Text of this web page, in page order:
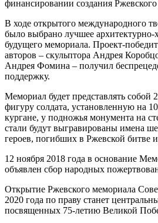
финансировании создания
В ходе открытого международного
было выбрано лучшее архитектурно-
будущего мемориала. Проект-
авторов – скульптора Андрея
Андрея Фомина – получил
поддержку.
Мемориал будет представлять собой
фигуру солдата, установленную на
кургане, у подножья монумента на
стали будут выгравированы имена
героев, погибших в Ржевской битве
12 ноября 2018 года в основание
объявлен сбор народных
Открытие Ржевского мемориала
2020 года по праву станет
посвященных 75-летию Великой